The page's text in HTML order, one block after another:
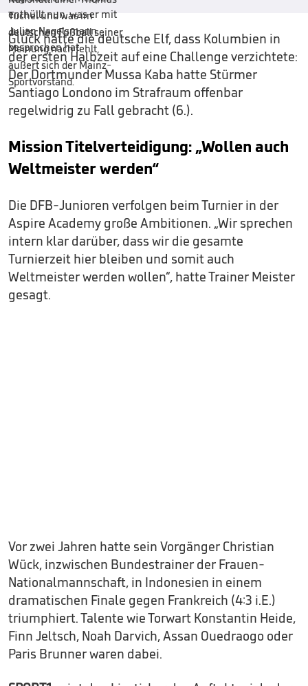
Glück hatte die deutsche Elf, dass Kolumbien in
der ersten Halbzeit auf eine Challenge verzichtete:
Der Dortmunder Mussa Kaba hatte Stürmer
Santiago Londono im Strafraum offenbar
regelwidrig zu Fall gebracht (6.).
Mission Titelverteidigung: „Wollen auch
Weltmeister werden“
Die DFB-Junioren verfolgen beim Turnier in der
Aspire Academy große Ambitionen. „Wir sprechen
intern klar darüber, dass wir die gesamte
Turnierzeit hier bleiben und somit auch
Weltmeister werden wollen“, hatte Trainer Meister
gesagt.
Vor zwei Jahren hatte sein Vorgänger Christian
Wück, inzwischen Bundestrainer der Frauen-
Nationalmannschaft, in Indonesien in einem
dramatischen Finale gegen Frankreich (4:3 i.E.)
triumphiert. Talente wie Torwart Konstantin Heide,
Finn Jeltsch, Noah Darvich, Assan Ouedraogo oder
Paris Brunner waren dabei.